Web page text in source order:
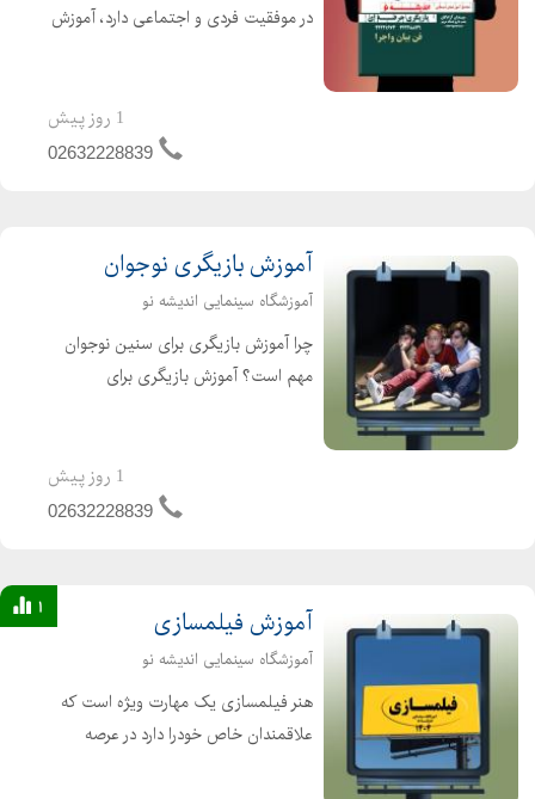
در موفقیت فردی و اجتماعی دارد، آموزش
اجتنابناپذیر است. توانایی ابراز وجود، دفاع
1 روز پیش
02632228839
آموزش بازیگری نوجوان
آموزشگاه سینمایی اندیشه نو
چرا آموزش بازیگری برای سنین نوجوان
مهم است؟ آموزش بازیگری برای
بر رشد فردی واجتماعی آنها بگذارد، این
آموزشها علاوه بر یادگیری م...
1 روز پیش
02632228839
1 آموزش فیلمسازی
آموزشگاه سینمایی اندیشه نو
هنر فیلمسازی یک مهارت ویژه است که
علاقمندان خاص خودرا دارد در عرصه